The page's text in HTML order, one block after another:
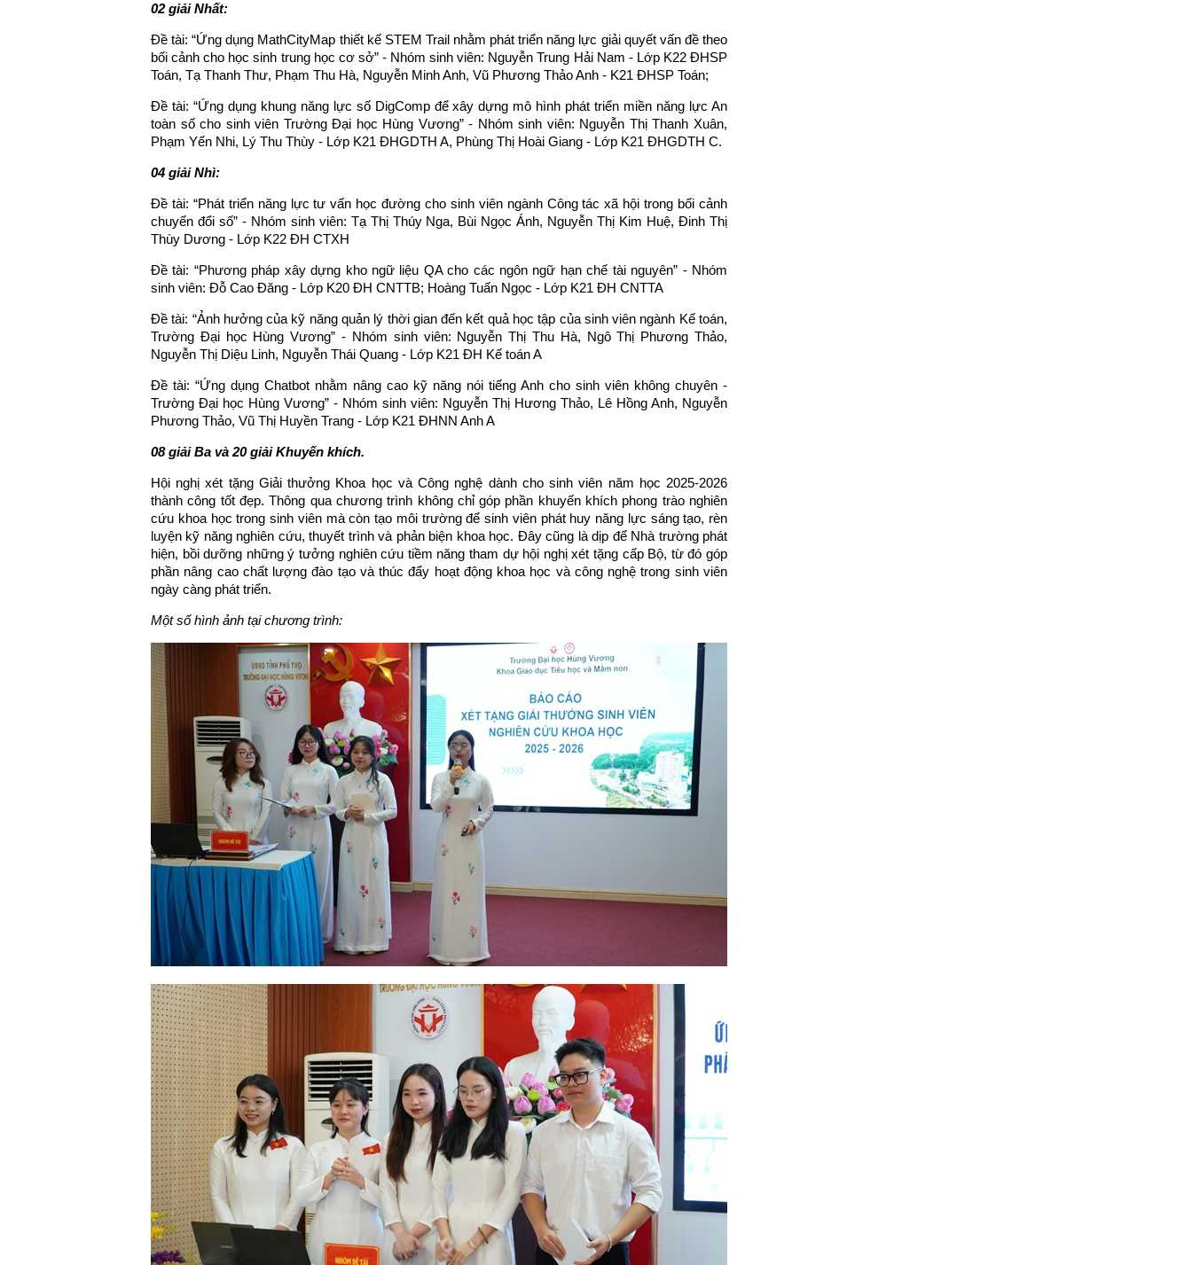
02 giải Nhất:
Đề tài: “Ứng dụng MathCityMap thiết kế STEM Trail nhằm phát triển năng lực giải quyết vấn đề theo
bối cảnh cho học sinh trung học cơ sở” - Nhóm sinh viên: Nguyễn Trung Hải Nam - Lớp K22 ĐHSP
Toán, Tạ Thanh Thư, Phạm Thu Hà, Nguyễn Minh Anh, Vũ Phương Thảo Anh - K21 ĐHSP Toán;
Đề tài: “Ứng dụng khung năng lực số DigComp để xây dựng mô hình phát triển miền năng lực An
toàn số cho sinh viên Trường Đại học Hùng Vương” - Nhóm sinh viên: Nguyễn Thị Thanh Xuân,
Phạm Yến Nhi, Lý Thu Thùy - Lớp K21 ĐHGDTH A, Phùng Thị Hoài Giang - Lớp K21 ĐHGDTH C.
04 giải Nhì:
Đề tài: “Phát triển năng lực tư vấn học đường cho sinh viên ngành Công tác xã hội trong bối cảnh
chuyển đổi số” - Nhóm sinh viên: Tạ Thị Thúy Nga, Bùi Ngọc Ánh, Nguyễn Thị Kim Huệ, Đinh Thị
Thùy Dương - Lớp K22 ĐH CTXH
Đề tài: “Phương pháp xây dựng kho ngữ liệu QA cho các ngôn ngữ hạn chế tài nguyên” - Nhóm
sinh viên: Đỗ Cao Đăng - Lớp K20 ĐH CNTTB; Hoàng Tuấn Ngọc - Lớp K21 ĐH CNTTA
Đề tài: “Ảnh hưởng của kỹ năng quản lý thời gian đến kết quả học tập của sinh viên ngành Kế toán,
Trường Đại học Hùng Vương” - Nhóm sinh viên: Nguyễn Thị Thu Hà, Ngô Thị Phương Thảo,
Nguyễn Thị Diệu Linh, Nguyễn Thái Quang - Lớp K21 ĐH Kế toán A
Đề tài: “Ứng dụng Chatbot nhằm nâng cao kỹ năng nói tiếng Anh cho sinh viên không chuyên -
Trường Đại học Hùng Vương” - Nhóm sinh viên: Nguyễn Thị Hương Thảo, Lê Hồng Anh, Nguyễn
Phương Thảo, Vũ Thị Huyền Trang - Lớp K21 ĐHNN Anh A
08 giải Ba và 20 giải Khuyến khích.
Hội nghị xét tặng Giải thưởng Khoa học và Công nghệ dành cho sinh viên năm học 2025-2026
thành công tốt đẹp. Thông qua chương trình không chỉ góp phần khuyến khích phong trào nghiên
cứu khoa học trong sinh viên mà còn tạo môi trường để sinh viên phát huy năng lực sáng tạo, rèn
luyện kỹ năng nghiên cứu, thuyết trình và phản biện khoa học. Đây cũng là dịp để Nhà trường phát
hiện, bồi dưỡng những ý tưởng nghiên cứu tiềm năng tham dự hội nghị xét tặng cấp Bộ, từ đó góp
phần nâng cao chất lượng đào tạo và thúc đẩy hoạt động khoa học và công nghệ trong sinh viên
ngày càng phát triển.
Một số hình ảnh tại chương trình: